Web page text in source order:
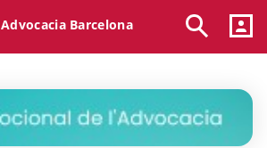
Advocacia Barcelona